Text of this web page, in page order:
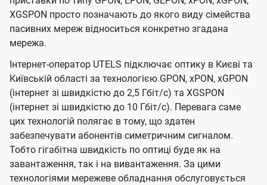
XGSPON просто позначають до якого виду сімейства
пасивних мереж відноситься конкретно згадана
мережа.
Інтернет-оператор UTELS підключає оптику в Києві та
Київській області за технологією GPON, xPON, xGPON
(інтернет зі швидкістю до 2,5 Гбіт/с) та XGSPON
(інтернет зі швидкістю до 10 Гбіт/с). Перевага саме
цих технологій полягає в тому, що здатен
забезпечувати абонентів симетричним сигналом.
Тобто гігабітна швидкість по оптиці буде як на
завантаження, так і на вивантаження. За цими
технологіями мережеве обладнання обслуговується